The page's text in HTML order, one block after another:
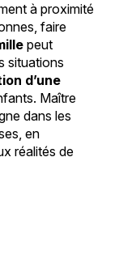
à proximité
faire
peut
situations
d’une
Maître
dans les
en
réalités de